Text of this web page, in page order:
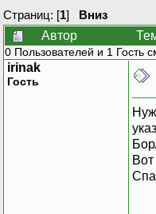
Страниц: [1] Вниз
Автор
0 Пользователей и 1 Гость
irinak
Гость